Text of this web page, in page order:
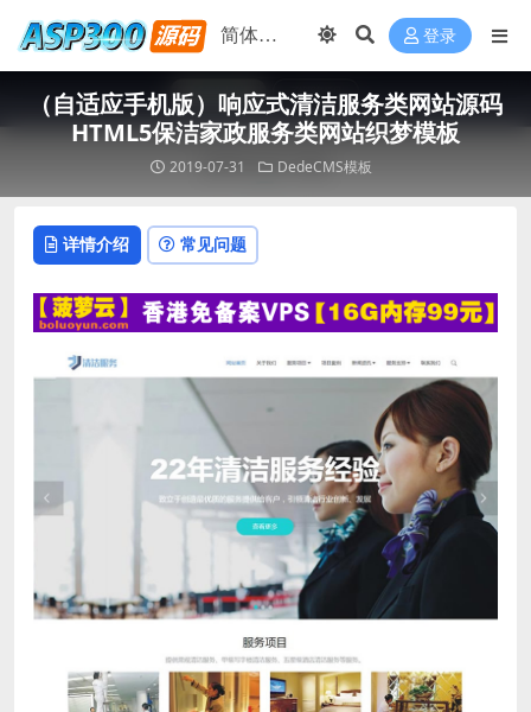
登录
（自适应手机版）响应式清洁服务类网站源码
HTML5保洁家政服务类网站织梦模板
2019-07-31 DedeCMS模板
详情介绍 常见问题